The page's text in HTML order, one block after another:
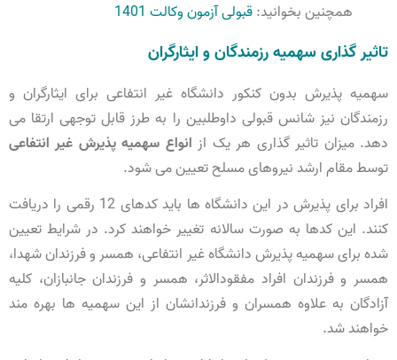
همچنین بخوانید:قبولی آزمون وکالت 1401
تاثیر گذاری سهمیه رزمندگان و ایثارگران
سهمیه پذیرش بدون کنکور دانشگاه غیر انتفاعی برای ایثارگران و
رزمندگان نیز شانس قبولی داوطلبین را به طرز قابل توجهی ارتقا می
دهد. میزان تاثیر گذاری هر یک از انواع سهمیه پذیرش غیر انتفاعی
توسط مقام ارشد نیروهای مسلح تعیین می شود.
افراد برای پذیرش در این دانشگاه ها باید کدهای 12 رقمی را دریافت
کنند. این کدها به صورت سالانه تغییر خواهند کرد. در شرایط تعیین
شده برای سهمیه پذیرش دانشگاه غیر انتفاعی، همسر و فرزندان شهدا،
همسر و فرزندان افراد مفقودالاثر، همسر و فرزندان جانبازان، کلیه
آزادگان به علاوه همسران و فرزندانشان از این سهمیه ها بهره مند
خواهند شد.